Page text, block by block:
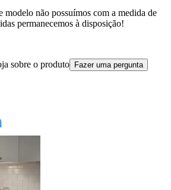
modelo não possuímos com a medida de
permanecemos à disposição!
sobre o produto Fazer uma pergunta